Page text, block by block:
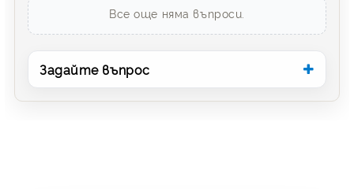
Все още няма въпроси.
Задайте въпрос